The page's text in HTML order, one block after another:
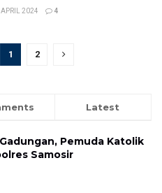
2024 4
1 2
Latest
Pemuda Katolik
Samosir